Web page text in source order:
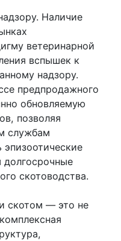
Наличие
ветеринарной
вспышек к
надзору.
предпродажного
обновляемую
позволяя
службам
эпизоотические
скотоводства.
скотом — это не